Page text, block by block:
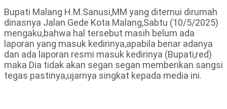
Bupati Malang H.M.Sanusi,MM yang ditemui dirumah
dinasnya Jalan Gede Kota Malang,Sabtu (10/5/2025)
mengaku,bahwa hal tersebut masih belum ada
laporan yang masuk kedirinya,apabila benar adanya
dan ada laporan resmi masuk kedirinya (Bupati,red)
maka Dia tidak akan segan segan memberikan sangsi
tegas pastinya,ujarnya singkat kepada media ini.